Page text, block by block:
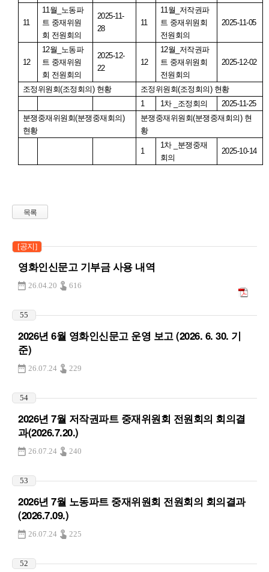
11
11월 노동파
트 중재위원
회 전원회의
2025-11-
28
11
11월 저작권파
트 중재위원회
전원회의
2025-11-05
12
12월 노동파
트 중재위원
회 전원회의
2025-12-
22
12
12월 저작권파
트 중재위원회
전원회의
2025-12-02
조정위원회(조정회의) 현황 조정위원회(조정회의) 현황
1
1차_ 조정회의
2025-11-25
분쟁중재위원회(분쟁중재회의)
현황
분쟁중재위원회(분쟁중재회의) 현
황
1
1차_ 분쟁중재
회의
2025-10-14
목록
[공지]
영화인신문고 기부금 사용 내역
26.04.20 616
55
2026년 6월 영화인신문고 운영 보고 (2026. 6. 30. 기
준)
26.07.24 229
54
2026년 7월 저작권파트 중재위원회 전원회의 회의결
과(2026.7.20.)
26.07.24 240
53
2026년 7월 노동파트 중재위원회 전원회의 회의결과
(2026.7.09.)
26.07.24 225
52